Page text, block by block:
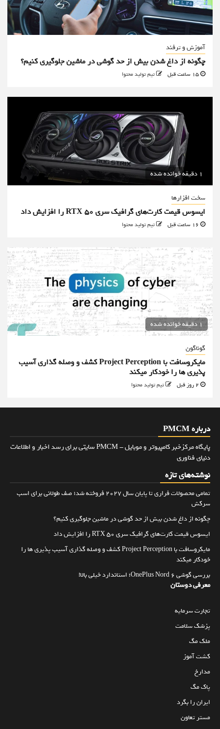
آموزش و ترفند
چگونه از داغ شدن بیش از حد گوشی در ماشین جلوگیری کنیم؟
تیم تولید محتوا
1 دقیقه خوانده شده
سخت افزارها
ایسوس قیمت کارت‌های گرافیک سری RTX 50 را افزایش داد
تیم تولید محتوا
1 دقیقه خوانده شده
گوناگون
مایکروسافت با Project Perception کشف و وصله گذاری آسیب
پذیری ها را خودکار میکند
تیم تولید محتوا
درباره PMCM
پایگاه مرکزخبر کامپیوتر و موبایل - PMCM سایتی برای رسد اخبار و اطلاعات
دنیای فناوری
نوشته‌های تازه
تمامی محصولات فراری تا پایان سال ۲۰۲۷ فروخته شد؛ صف طولانی برای اسب
سرکش
چگونه از داغ شدن بیش از حد گوشی در ماشین جلوگیری کنیم؟
ایسوس قیمت کارت‌های گرافیک سری RTX 50 را افزایش داد
مایکروسافت با Project Perception کشف و وصله گذاری آسیب پذیری ها را
خودکار میکند
بررسی گوشی OnePlus Nord 6؛ استاندارد خیلی بالا!
معرفی دوستان
تجارت سرمایه
پزشک سلامت
ملک مگ
کشت آموز
مدارخ
پاک مگ
ایران را بگرد
مستر تعاون